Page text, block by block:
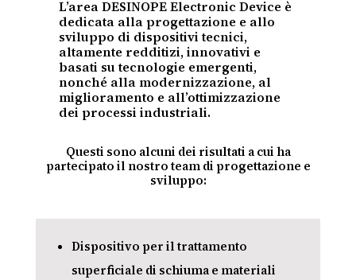
L’area DESINOPE Electronic Device è
dedicata alla progettazione e allo
sviluppo di dispositivi tecnici,
altamente redditizi, innovativi e
basati su tecnologie emergenti,
nonché alla modernizzazione, al
miglioramento e all’ottimizzazione
dei processi industriali.
Questi sono alcuni dei risultati a cui ha
partecipato il nostro team di progettazione e
sviluppo:
Dispositivo per il trattamento
superficiale di schiuma e materiali